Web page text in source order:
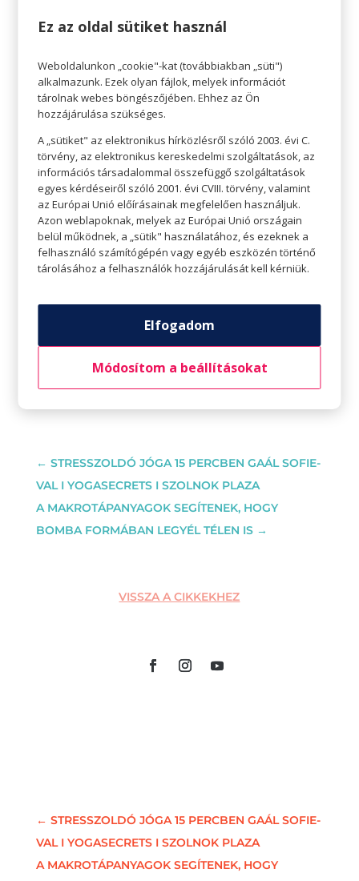
Bikram Jóga, Yin Jóga, HOT Pilates, gyermek-
hatha jóga oktató, az amaSole jóga szakmai
vezetője.
Adri a főiskolán külkereskedelmet, majd az
követően évekig sikeresen dolgozott az üzleti
világban, de mindig is érezte, hogy nem itt
van a helye. 2007-ben úgy döntött, hogy
teljesen maga mögött hagyja mindezt és az
energiáit olyan tevékenységben hasznosítja,
amivel segítheti az embereket. Azóta teljes
állású jógaoktatóként tevékenykedik.
több tartalmat, akkor kövesd őt
Instagrammon vagy Facebookon.
← STRESSZOLDÓ JÓGA 15 PERCBEN GAÁL SOFIE-
VAL I YOGASECRETS I SZOLNOK PLAZA
A MAKROTÁPANYAGOK SEGÍTENEK, HOGY
BOMBA FORMÁBAN LEGYÉL TÉLEN IS→
VISSZA A CIKKEKHEZ
← STRESSZOLDÓ JÓGA 15 PERCBEN GAÁL SOFIE-
VAL I YOGASECRETS I SZOLNOK PLAZA
A MAKROTÁPANYAGOK SEGÍTENEK, HOGY
Ez az oldal sütiket használ
Weboldalunkon „cookie"-kat (továbbiakban „süti")
alkalmazunk. Ezek olyan fájlok, melyek információt
tárolnak webes böngészőjében. Ehhez az Ön
hozzájárulása szükséges.
A „sütiket" az elektronikus hírközlésről szóló 2003. évi C.
törvény, az elektronikus kereskedelmi szolgáltatások, az
információs társadalommal összefüggő szolgáltatások
egyes kérdéseiről szóló 2001. évi CVIII. törvény, valamint
az Európai Unió előírásainak megfelelően használjuk.
Azon weblapoknak, melyek az Európai Unió országain
belül működnek, a „sütik" használatához, és ezeknek a
felhasználó számítógépén vagy egyéb eszközén történő
tárolásához a felhasználók hozzájárulását kell kérniük.
Elfogadom
Módosítom a beállításokat